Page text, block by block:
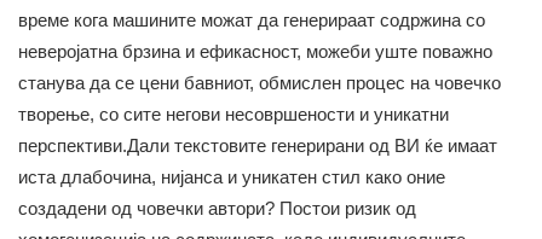
време кога машините можат да генерираат содржина со
неверојатна брзина и ефикасност, можеби уште поважно
станува да се цени бавниот, обмислен процес на човечко
творење, со сите негови несовршености и уникатни
перспективи.Дали текстовите генерирани од ВИ ќе имаат
иста длабочина, нијанса и уникатен стил како оние
создадени од човечки автори? Постои ризик од